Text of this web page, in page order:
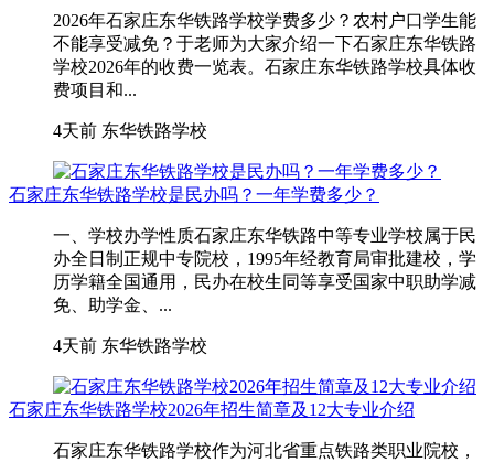
2026年石家庄东华铁路学校学费多少？农村户口学生能
不能享受减免？于老师为大家介绍一下石家庄东华铁路
学校2026年的收费一览表。石家庄东华铁路学校具体收
费项目和...
4天前 东华铁路学校
石家庄东华铁路学校是民办吗？一年学费多少？
一、学校办学性质石家庄东华铁路中等专业学校属于民
办全日制正规中专院校，1995年经教育局审批建校，学
历学籍全国通用，民办在校生同等享受国家中职助学减
免、助学金、...
4天前 东华铁路学校
石家庄东华铁路学校2026年招生简章及12大专业介绍
石家庄东华铁路学校作为河北省重点铁路类职业院校，